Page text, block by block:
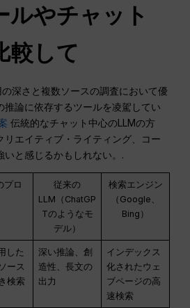
ルやチャット
較して
深さと複数ソースの調査において優
推論に依存するツールを凌駕してい
伝統的なチャット中心のLLMの方
リエイティブ・ライティング、コー
いと感じるかもしれない。.
プロ
従来の
LLM（ChatGP
Tのようなモ
デル）
検索エンジン
（Google、
Bing）
した
ース
検索
深い推論、創
造性、長文の
出力
インデックス
化されたウェ
ブページの高
速検索